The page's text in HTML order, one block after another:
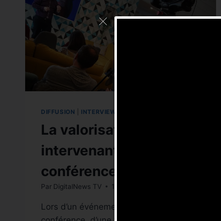
DIFFUSION INTERVIEW
La valorisation de vos
intervenants de
conférences
Par DigitalNews TV 18 mai 2019
Lors d’un événement, lors d’une